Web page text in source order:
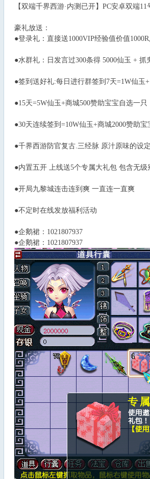
【双端千界西游·内测已开】PC安卓双端11
豪礼放送：
●登录礼：直接送1000VIP经验值价值
●水群礼：日发言过300条得 5000仙玉 + 抓
●签到送好礼:每日进行群签到7天=1W仙玉
●15天=5W仙玉+商城500赞助宝宝自选一只
●30天连续签到=10W仙玉+商城2000赞助
●千界西游防官复古.三经脉 原汁原味的设
●内置五开 上线送5个专属大礼包 包含无
●开局九黎城连击连到爽 一直连一直爽
●不定时在线发放福利活动
●企鹅裙：1021807937
●企鹅裙：1021807937